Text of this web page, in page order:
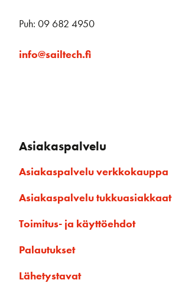
Puh: 09 682 4950
info@sailtech.fi
Asiakaspalvelu
Asiakaspalvelu verkkokauppa
Asiakaspalvelu tukkuasiakkaat
Toimitus- ja käyttöehdot
Palautukset
Lähetystavat